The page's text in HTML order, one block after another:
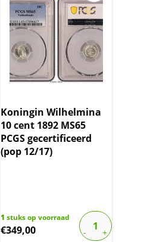
Koningin Wilhelmina
10 cent 1892 MS65
PCGS gecertificeerd
(pop 12/17)
1 stuks op voorraad
€349,00